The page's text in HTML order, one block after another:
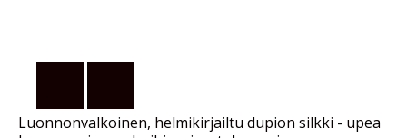
Luonnonvalkoinen, helmikirjailtu dupion silkki - upea